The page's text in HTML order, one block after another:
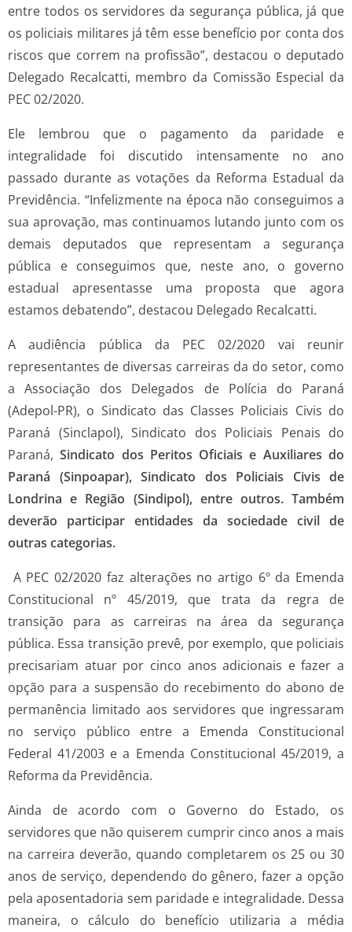
entre todos os servidores da segurança pública, já que
os policiais militares já têm esse benefício por conta dos
riscos que correm na profissão”, destacou o deputado
Delegado Recalcatti, membro da Comissão Especial da
PEC 02/2020.
Ele lembrou que o pagamento da paridade e
integralidade foi discutido intensamente no ano
passado durante as votações da Reforma Estadual da
Previdência. “Infelizmente na época não conseguimos a
sua aprovação, mas continuamos lutando junto com os
demais deputados que representam a segurança
pública e conseguimos que, neste ano, o governo
estadual apresentasse uma proposta que agora
estamos debatendo”, destacou Delegado Recalcatti.
A audiência pública da PEC 02/2020 vai reunir
representantes de diversas carreiras da do setor, como
a Associação dos Delegados de Polícia do Paraná
(Adepol-PR), o Sindicato das Classes Policiais Civis do
Paraná (Sinclapol), Sindicato dos Policiais Penais do
Paraná,Sindicato dos Peritos Oficiais e Auxiliares do
Paraná (Sinpoapar), Sindicato dos Policiais Civis de
Londrina e Região (Sindipol), entre outros. Também
deverão participar entidades da sociedade civil de
outras categorias.
A PEC 02/2020 faz alterações no artigo 6º da Emenda
Constitucional nº 45/2019, que trata da regra de
transição para as carreiras na área da segurança
pública. Essa transição prevê, por exemplo, que policiais
precisariam atuar por cinco anos adicionais e fazer a
opção para a suspensão do recebimento do abono de
permanência limitado aos servidores que ingressaram
no serviço público entre a Emenda Constitucional
Federal 41/2003 e a Emenda Constitucional 45/2019, a
Reforma da Previdência.
Ainda de acordo com o Governo do Estado, os
servidores que não quiserem cumprir cinco anos a mais
na carreira deverão, quando completarem os 25 ou 30
anos de serviço, dependendo do gênero, fazer a opção
pela aposentadoria sem paridade e integralidade. Dessa
maneira, o cálculo do benefício utilizaria a média